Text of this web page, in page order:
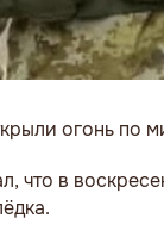
огонь по
что в